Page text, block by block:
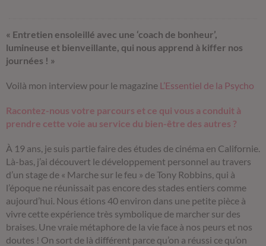
« Entretien ensoleillé avec une ‘coach de bonheur’,
lumineuse et bienveillante, qui nous apprend à kiffer nos
journées ! »
Voilà mon interview pour le magazine L’Essentiel de la Psycho
Racontez-nous votre parcours et ce qui vous a conduit à
prendre cette voie au service du bien-être des autres ?
À 19 ans, je suis partie faire des études de cinéma en Californie.
Là-bas, j’ai découvert le développement personnel au travers
d’un stage de « Marche sur le feu » de Tony Robbins, qui à
l’époque ne réunissait pas encore des stades entiers comme
aujourd’hui. Nous étions 40 environ dans une petite pièce à
vivre cette expérience très symbolique de marcher sur des
braises. Une vraie métaphore de la vie face à nos peurs et nos
doutes ! On sort de là différent parce qu’on a réussi ce qu’on